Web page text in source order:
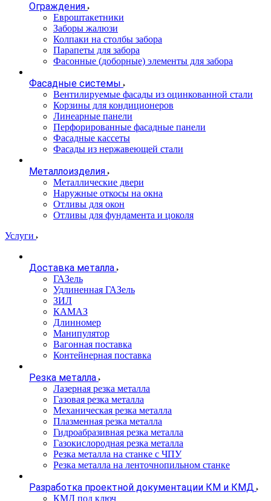
Ограждения
Евроштакетники
Заборы жалюзи
Колпаки на столбы забора
Парапеты для забора
Фасонные (доборные) элементы для забора
Фасадные системы
Вентилируемые фасады из оцинкованной стали
Корзины для кондиционеров
Линеарные панели
Перфорированные фасадные панели
Фасадные кассеты
Фасады из нержавеющей стали
Металлоизделия
Металлические двери
Наружные откосы на окна
Отливы для окон
Отливы для фундамента и цоколя
Услуги
Доставка металла
ГАЗель
Удлиненная ГАЗель
ЗИЛ
КАМАЗ
Длинномер
Манипулятор
Вагонная поставка
Контейнерная поставка
Резка металла
Лазерная резка металла
Газовая резка металла
Механическая резка металла
Плазменная резка металла
Гидроабразивная резка металла
Газокислородная резка металла
Резка металла на станке с ЧПУ
Резка металла на ленточнопильном станке
Разработка проектной документации КМ и КМД
КМД под ключ